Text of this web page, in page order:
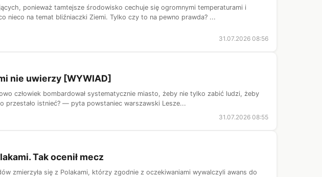
ponieważ tamtejsze środowisko cechuje się ogromnymi temperaturami i
nieco na temat bliźniaczki Ziemi. Tylko czy to na pewno prawda? ...
31.07.2026 08:56
nie uwierzy [WYWIAD]
człowiek bombardował systematycznie miasto, żeby nie tylko zabić ludzi, żeby
istnieć? — pyta powstaniec warszawski Lesze...
31.07.2026 08:55
Tak ocenił mecz
zmierzyła się z Polakami, którzy zgodnie z oczekiwaniami wywalczyli awans do